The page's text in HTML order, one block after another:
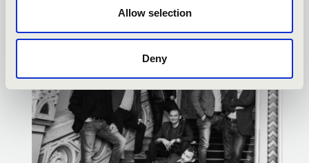
Allow selection
Deny